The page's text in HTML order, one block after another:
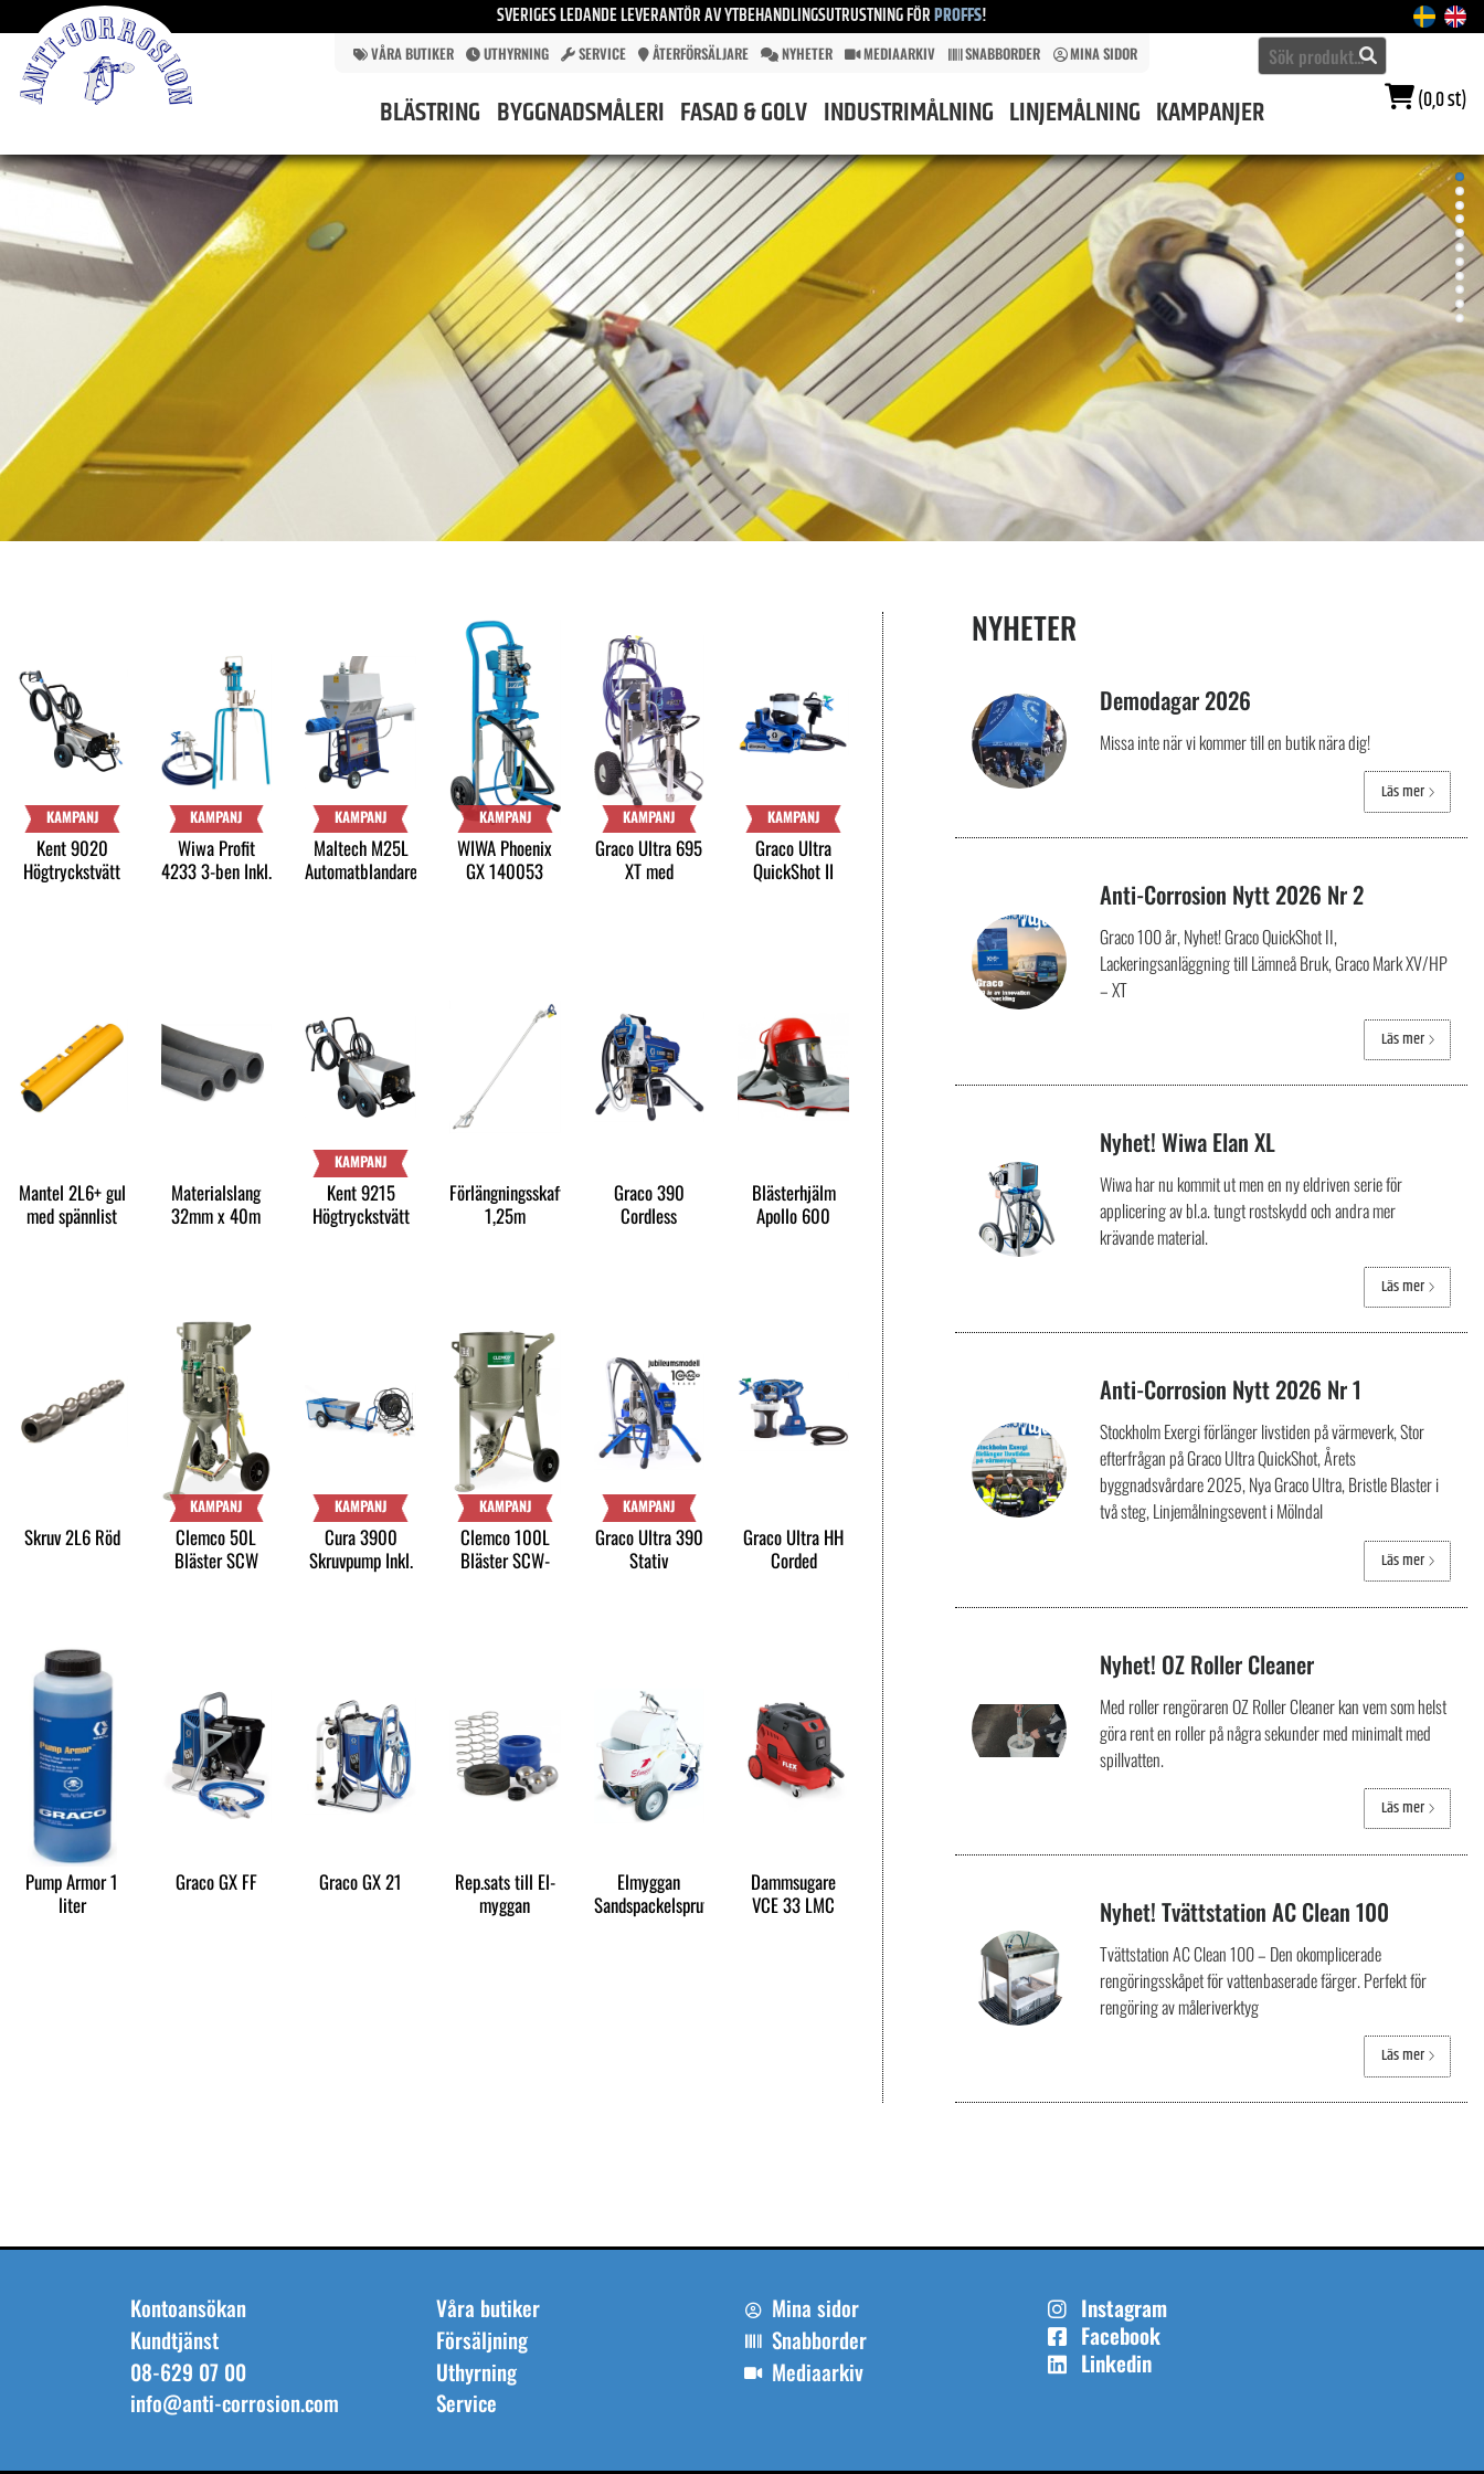
SVERIGES LEDANDE LEVERANTÖR AV YTBEHANDLINGSUTRUSTNING FÖRPROFFS!
VÅRA BUTIKER UTHYRNING SERVICE ÅTERFÖRSÄLJARE NYHETER MEDIAARKIV SNABBORDER MINA SIDOR
(0,0 st)
BLÄSTRING BYGGNADSMÅLERI FASAD & GOLV INDUSTRIMÅLNING LINJEMÅLNING KAMPANJER
KAMPANJ
Kent 9020
Högtryckstvätt
KAMPANJ
Wiwa Profit
4233 3-ben Inkl.
KAMPANJ
Maltech M25L
Automatblandare
KAMPANJ
WIWA Phoenix
GX 140053
KAMPANJ
Graco Ultra 695
XT med
KAMPANJ
Graco Ultra
QuickShot II
Mantel 2L6+ gul
med spännlist
Materialslang
32mm x 40m
KAMPANJ
Kent 9215
Högtryckstvätt
Förlängningsskaft
1,25m
Graco 390
Cordless
Blästerhjälm
Apollo 600
Skruv 2L6 Röd
KAMPANJ
Clemco 50L
Bläster SCW
KAMPANJ
Cura 3900
Skruvpump Inkl.
KAMPANJ
Clemco 100L
Bläster SCW-
KAMPANJ
Graco Ultra 390
Stativ
Graco Ultra HH
Corded
Pump Armor 1
liter
Graco GX FF Graco GX 21
Rep.sats till El-
myggan
Elmyggan
Sandspackelspruta
Dammsugare
VCE 33 LMC
NYHETER
Demodagar 2026
Missa inte när vi kommer till en butik nära dig!
Läs mer
Anti-Corrosion Nytt 2026 Nr 2
Graco 100 år, Nyhet! Graco QuickShot II,
Lackeringsanläggning till Lämneå Bruk, Graco Mark XV/HP
– XT
Läs mer
Nyhet! Wiwa Elan XL
Wiwa har nu kommit ut men en ny eldriven serie för
applicering av bl.a. tungt rostskydd och andra mer
krävande material.
Läs mer
Anti-Corrosion Nytt 2026 Nr 1
Stockholm Exergi förlänger livstiden på värmeverk, Stor
efterfrågan på Graco Ultra QuickShot, Årets
byggnadsvårdare 2025, Nya Graco Ultra, Bristle Blaster i
två steg, Linjemålningsevent i Mölndal
Läs mer
Nyhet! OZ Roller Cleaner
Med roller rengöraren OZ Roller Cleaner kan vem som helst
göra rent en roller på några sekunder med minimalt med
spillvatten.
Läs mer
Nyhet! Tvättstation AC Clean 100
Tvättstation AC Clean 100 – Den okomplicerade
rengöringsskåpet för vattenbaserade färger. Perfekt för
rengöring av måleriverktyg
Läs mer
Kontoansökan
Kundtjänst
08-629 07 00
info@anti-corrosion.com
Våra butiker
Försäljning
Uthyrning
Service
Mina sidor
Snabborder
Mediaarkiv
Instagram
Facebook
Linkedin